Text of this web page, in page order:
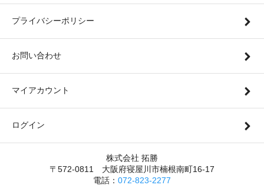
プライバシーポリシー
お問い合わせ
マイアカウント
ログイン
株式会社 拓勝
〒572-0811 大阪府寝屋川市楠根南町16-17
電話： 072-823-2277